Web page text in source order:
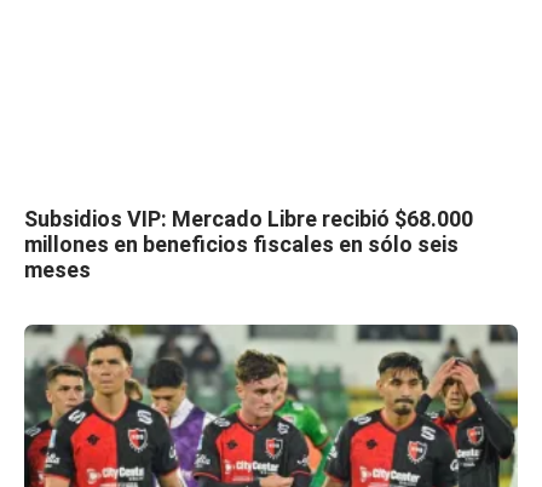
Subsidios VIP: Mercado Libre recibió $68.000
millones en beneficios fiscales en sólo seis
meses